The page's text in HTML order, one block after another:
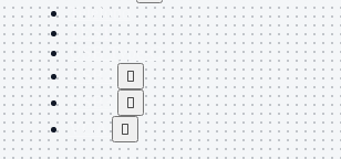
Telefono
TEST
USB Type-C
USB2

USB3 
VGA 